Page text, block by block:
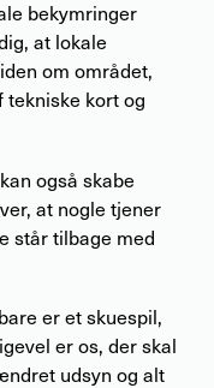
bekymringer
at lokale
om området,
tekniske kort og
også skabe
at nogle tjener
står tilbage med
er et skuespil,
er os, der skal
udsyn og alt